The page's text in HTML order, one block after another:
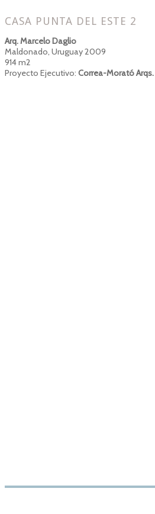
CASA PUNTA DEL ESTE 2
Arq. Marcelo Daglio
Maldonado, Uruguay 2009
914 m2
Proyecto Ejecutivo: Correa-Morató Arqs.